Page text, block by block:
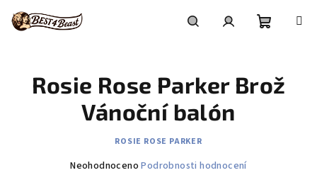
obsah
košík
Rosie Rose Parker Brož
Vánoční balón
ROSIE ROSE PARKER
Průměrné
Neohodnoceno Podrobnosti hodnocení